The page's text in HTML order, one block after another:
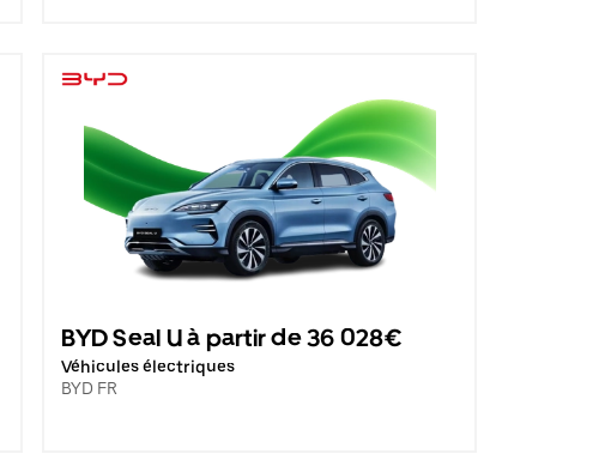
BYD Seal U à partir de 36 028€
Véhicules électriques
BYD FR